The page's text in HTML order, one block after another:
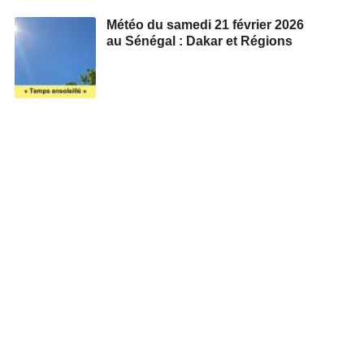
Météo du samedi 21 février 2026
au Sénégal : Dakar et Régions